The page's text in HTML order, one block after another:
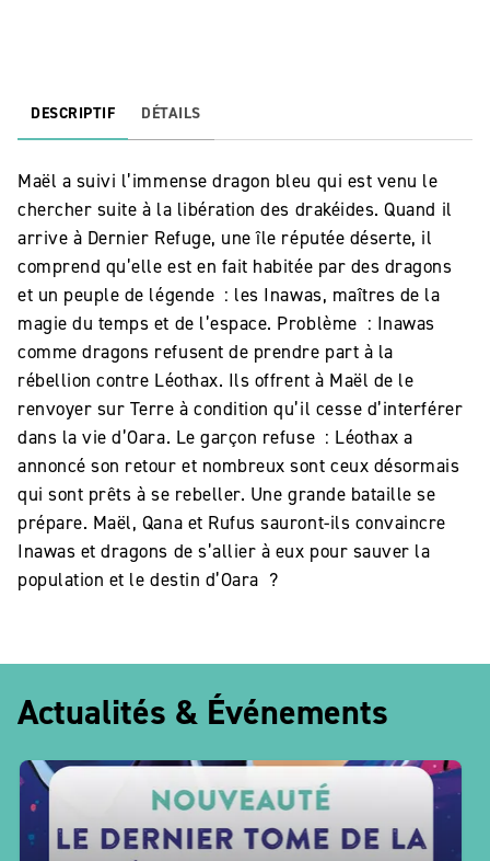
DESCRIPTIF DÉTAILS
Maël a suivi l’immense dragon bleu qui est venu le
chercher suite à la libération des drakéides. Quand il
arrive à Dernier Refuge, une île réputée déserte, il
comprend qu’elle est en fait habitée par des dragons
et un peuple de légende : les Inawas, maîtres de la
magie du temps et de l’espace. Problème : Inawas
comme dragons refusent de prendre part à la
rébellion contre Léothax. Ils offrent à Maël de le
renvoyer sur Terre à condition qu’il cesse d’interférer
dans la vie d’Oara. Le garçon refuse : Léothax a
annoncé son retour et nombreux sont ceux désormais
qui sont prêts à se rebeller. Une grande bataille se
prépare. Maël, Qana et Rufus sauront-ils convaincre
Inawas et dragons de s’allier à eux pour sauver la
population et le destin d’Oara ?
Actualités & Événements